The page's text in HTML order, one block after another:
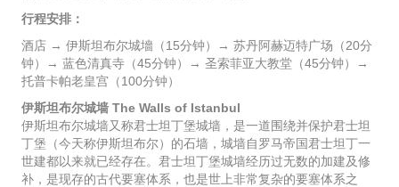
行程安排：
酒店 → 伊斯坦布尔城墻（15分钟）→ 苏丹阿赫迈特广场（20分
钟）→ 蓝色清真寺（45分钟）→ 圣索菲亚大教堂（45分钟）→
托普卡帕老皇宫（100分钟）
伊斯坦布尔城墙 The Walls of Istanbul
伊斯坦布尔城墙又称君士坦丁堡城墙，是一道围绕并保护君士坦
丁堡（今天称伊斯坦布尔）的石墙，城墙自罗马帝国君士坦丁一
世建都以来就已经存在。君士坦丁堡城墙经历过无数的加建及修
补，是现存的古代要塞体系，也是世上非常复杂的要塞体系之